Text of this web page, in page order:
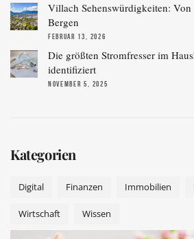
Villach Sehenswürdigkeiten:
Bergen
FEBRUAR 13, 2026
Die größten Stromfresser im
identifiziert
NOVEMBER 5, 2025
Kategorien
Digital Finanzen Immobilien
Wirtschaft Wissen